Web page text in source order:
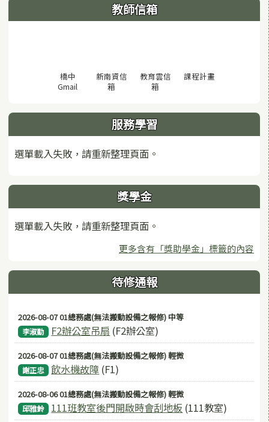
教師信箱
橋中
Gmail (另開視窗)
新南資信
箱
教育雲信
箱
課程計畫(另開視窗)
服務學習
選單載入失敗，請重新整理頁面。
獎學金
選單載入失敗，請重新整理頁面。
更多含有「獎助學金」標籤的內容
待修通報
2026-08-07 01總務處(無法搬動設備之報修) 中等
李淑勤 F2辦公室吊扇 (F2辦公室)
2026-08-07 01總務處(無法搬動設備之報修) 輕微
謝正忠 飲水機故障 (F1)
2026-08-06 01總務處(無法搬動設備之報修) 輕微
邱雅鈴 111班教室後門開啟時會刮地板 (111教室)